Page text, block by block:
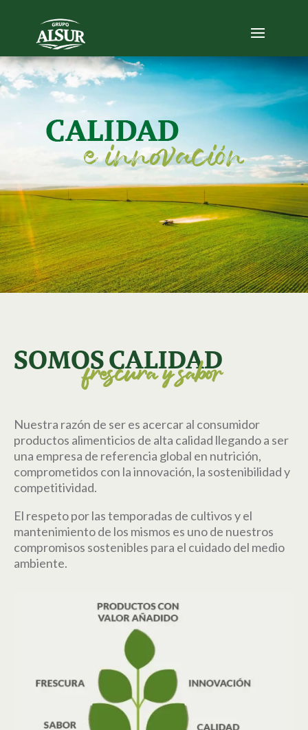
SOMOS CALIDAD
frescura y sabor
Nuestra razón de ser es acercar al consumidor
productos alimenticios de alta calidad llegando a ser
una empresa de referencia global en nutrición,
comprometidos con la innovación, la sostenibilidad y
competitividad.
El respeto por las temporadas de cultivos y el
mantenimiento de los mismos es uno de nuestros
compromisos sostenibles para el cuidado del medio
ambiente.